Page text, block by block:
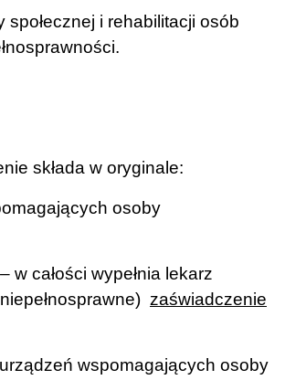
i rehabilitacji osób
składa w oryginale:
osoby
całości wypełnia lekarz
zaświadczenie
wspomagających osoby